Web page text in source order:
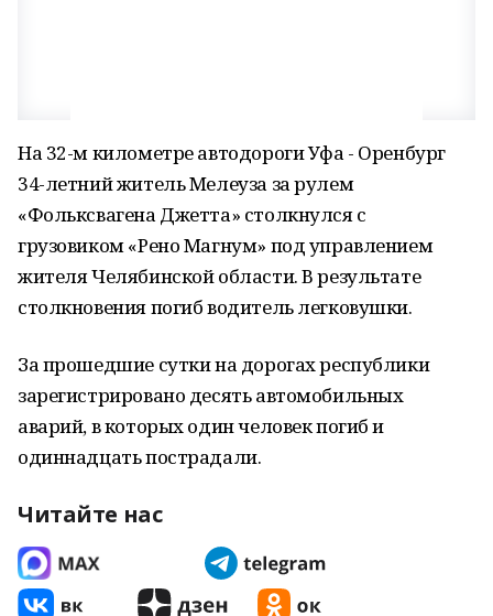
На 32-м километре автодороги Уфа - Оренбург
34-летний житель Мелеуза за рулем
«Фольксвагена Джетта» столкнулся с
грузовиком «Рено Магнум» под управлением
жителя Челябинской области. В результате
столкновения погиб водитель легковушки.
За прошедшие сутки на дорогах республики
зарегистрировано десять автомобильных
аварий, в которых один человек погиб и
одиннадцать пострадали.
Читайте нас